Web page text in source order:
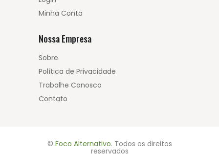
Minha Conta
Nossa Empresa
Sobre
Política de Privacidade
Trabalhe Conosco
Contato
© Foco Alternativo. Todos os direitos
reservados